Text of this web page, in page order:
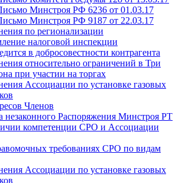
Минстроя РФ 6236 от 01.03.17
Минстроя РФ 9187 от 22.03.17
по регионализации
налоговой инспекции
в добросовестности контрагента
относительно ограничений в Три
при участии на торгах
Ассоциации по установке газовых
Членов
незаконного Распоряжения Минстроя РТ
компетенции СРО и Ассоциации
требованиях СРО по видам
Ассоциации по установке газовых